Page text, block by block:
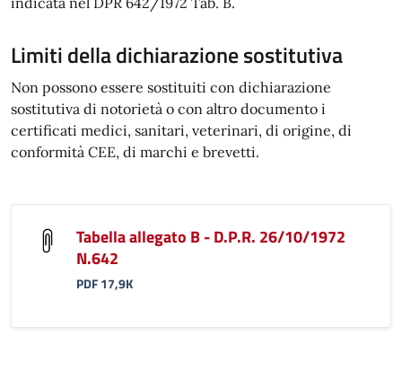
Limiti della dichiarazione sostitutiva
Non possono essere sostituiti con dichiarazione
sostitutiva di notorietà o con altro documento i
certificati medici, sanitari, veterinari, di origine, di
conformità CEE, di marchi e brevetti.
Tabella allegato B - D.P.R. 26/10/1972
N.642
PDF 17,9K